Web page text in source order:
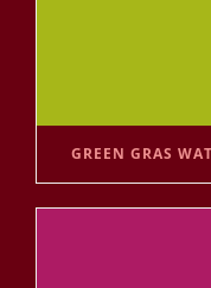
GREEN GRAS